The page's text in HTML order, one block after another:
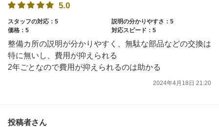
5.0
スタッフの対応：5
説明の分かりやすさ：5
価格：5
対応スピード：5
整備カ所の説明が分かりやすく、無駄な部品などの交換は
特に無いし、費用が抑えられる
2年ごとなので費用が抑えられるのは助かる
2024年4月18日 21:20
投稿者さん